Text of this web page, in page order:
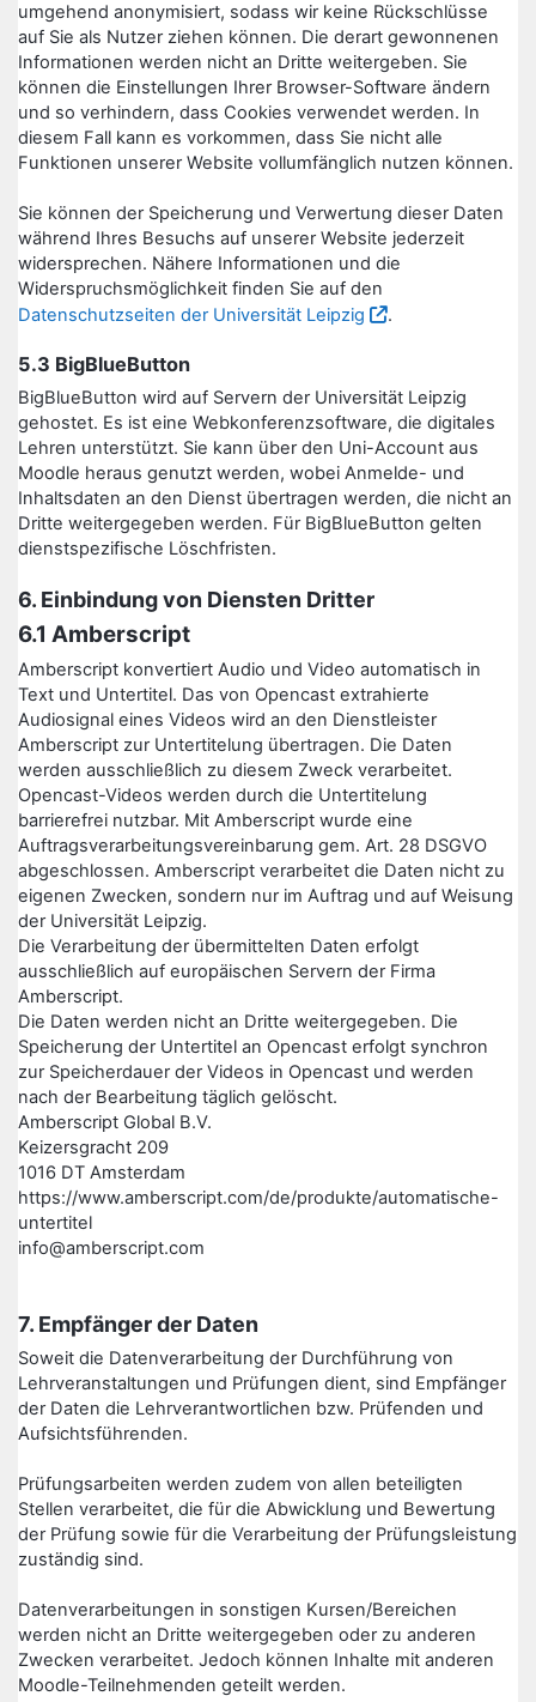
umgehend anonymisiert, sodass wir keine Rückschlüsse
auf Sie als Nutzer ziehen können. Die derart gewonnenen
Informationen werden nicht an Dritte weitergeben. Sie
können die Einstellungen Ihrer Browser-Software ändern
und so verhindern, dass Cookies verwendet werden. In
diesem Fall kann es vorkommen, dass Sie nicht alle
Funktionen unserer Website vollumfänglich nutzen können.
Sie können der Speicherung und Verwertung dieser Daten
während Ihres Besuchs auf unserer Website jederzeit
widersprechen. Nähere Informationen und die
Widerspruchsmöglichkeit finden Sie auf den
Datenschutzseiten der Universität Leipzig
.
5.3 BigBlueButton
BigBlueButton wird auf Servern der Universität Leipzig
gehostet. Es ist eine Webkonferenzsoftware, die digitales
Lehren unterstützt. Sie kann über den Uni-Account aus
Moodle heraus genutzt werden, wobei Anmelde- und
Inhaltsdaten an den Dienst übertragen werden, die nicht an
Dritte weitergegeben werden. Für BigBlueButton gelten
dienstspezifische Löschfristen.
6. Einbindung von Diensten Dritter
6.1 Amberscript
Amberscript konvertiert Audio und Video automatisch in
Text und Untertitel. Das von Opencast extrahierte
Audiosignal eines Videos wird an den Dienstleister
Amberscript zur Untertitelung übertragen. Die Daten
werden ausschließlich zu diesem Zweck verarbeitet.
Opencast-Videos werden durch die Untertitelung
barrierefrei nutzbar. Mit Amberscript wurde eine
Auftragsverarbeitungsvereinbarung gem. Art. 28 DSGVO
abgeschlossen. Amberscript verarbeitet die Daten nicht zu
eigenen Zwecken, sondern nur im Auftrag und auf Weisung
der Universität Leipzig.
Die Verarbeitung der übermittelten Daten erfolgt
ausschließlich auf europäischen Servern der Firma
Amberscript.
Die Daten werden nicht an Dritte weitergegeben. Die
Speicherung der Untertitel an Opencast erfolgt synchron
zur Speicherdauer der Videos in Opencast und werden
nach der Bearbeitung täglich gelöscht.
Amberscript Global B.V.
Keizersgracht 209
1016 DT Amsterdam
https://www.amberscript.com/de/produkte/automatische-
untertitel
info@amberscript.com
7. Empfänger der Daten
Soweit die Datenverarbeitung der Durchführung von
Lehrveranstaltungen und Prüfungen dient, sind Empfänger
der Daten die Lehrverantwortlichen bzw. Prüfenden und
Aufsichtsführenden.
Prüfungsarbeiten werden zudem von allen beteiligten
Stellen verarbeitet, die für die Abwicklung und Bewertung
der Prüfung sowie für die Verarbeitung der Prüfungsleistung
zuständig sind.
Datenverarbeitungen in sonstigen Kursen/Bereichen
werden nicht an Dritte weitergegeben oder zu anderen
Zwecken verarbeitet. Jedoch können Inhalte mit anderen
Moodle-Teilnehmenden geteilt werden.